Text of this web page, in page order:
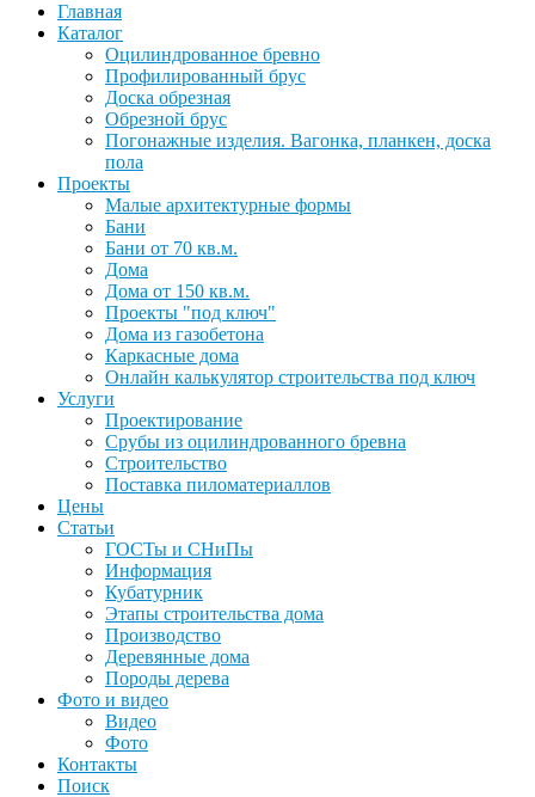
Главная
Каталог
Оцилиндрованное бревно
Профилированный брус
Доска обрезная
Обрезной брус
Погонажные изделия. Вагонка, планкен, доска
пола
Проекты
Малые архитектурные формы
Бани
Бани от 70 кв.м.
Дома
Дома от 150 кв.м.
Проекты "под ключ"
Дома из газобетона
Каркасные дома
Онлайн калькулятор строительства под ключ
Услуги
Проектирование
Срубы из оцилиндрованного бревна
Строительство
Поставка пиломатериаллов
Цены
Статьи
ГОСТы и СНиПы
Информация
Кубатурник
Этапы строительства дома
Производство
Деревянные дома
Породы дерева
Фото и видео
Видео
Фото
Контакты
Поиск